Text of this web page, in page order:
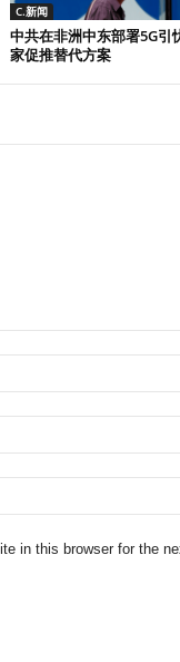
C.新闻
中共在非洲中东部署5G引
家促推替代方案
in this browser for the